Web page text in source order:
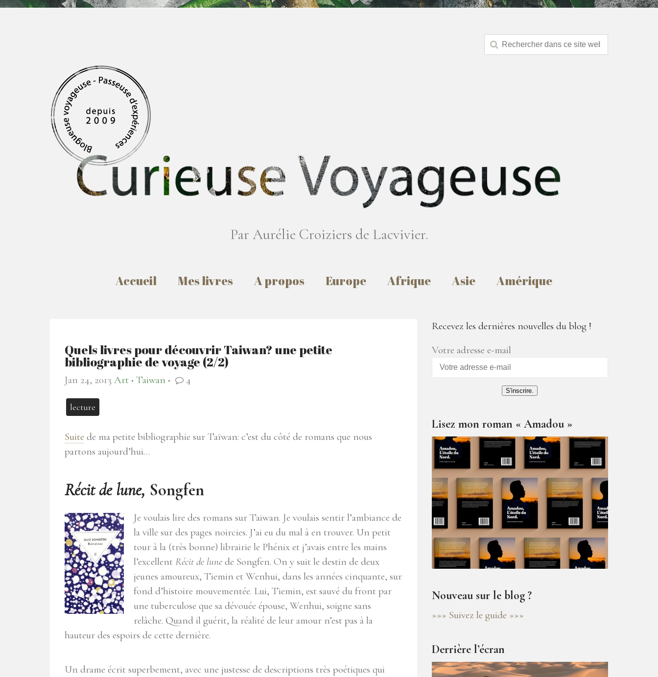
Par Aurélie Croiziers de Lacvivier.
Accueil Mes livres A propos Europe Afrique Asie Amérique
Quels livres pour découvrir Taiwan? une petite
bibliographie de voyage (2/2)
Jan 24, 2013 Art ● Taiwan ● 4
lecture
Suite de ma petite bibliographie sur Taïwan: c’est du côté de romans que nous
partons aujourd’hui…
Récit de lune, Songfen
Je voulais lire des romans sur Taiwan. Je voulais sentir l’ambiance de
la ville sur des pages noircies. J’ai eu du mal à en trouver. Un petit
tour à la (très bonne) librairie le Phénix et j’avais entre les mains
l’excellent Récit de lune de Songfen. On y suit le destin de deux
jeunes amoureux, Tiemin et Wenhui, dans les années cinquante, sur
fond d’histoire mouvementée. Lui, Tiemin, est sauvé du front par
une tuberculose que sa dévouée épouse, Wenhui, soigne sans
relâche. Quand il guérit, la réalité de leur amour n’est pas à la
hauteur des espoirs de cette dernière.
Un drame écrit superbement, avec une justesse de descriptions très poétiques qui
Recevez les dernières nouvelles du blog !
Votre adresse e-mail
S'inscrire.
Lisez mon roman « Amadou »
Nouveau sur le blog ?
»»» Suivez le guide »»»
Derrière l’écran